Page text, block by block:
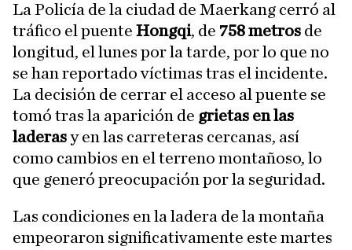
La Policía de la ciudad de Maerkang cerró al
tráfico el puente Hongqi, de 758 metros de
longitud, el lunes por la tarde, por lo que no
se han reportado víctimas tras el incidente.
La decisión de cerrar el acceso al puente se
tomó tras la aparición de grietas en las
laderasy en las carreteras cercanas, así
como cambios en el terreno montañoso, lo
que generó preocupación por la seguridad.
Las condiciones en la ladera de la montaña
empeoraron significativamente este martes